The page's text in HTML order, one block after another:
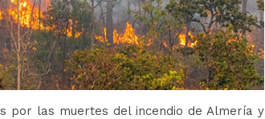
por las muertes del incendio de Almería y